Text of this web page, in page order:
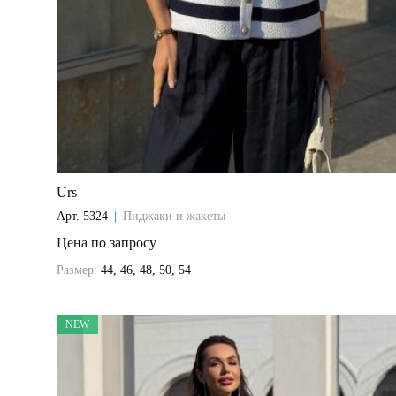
Urs
Арт. 5324 Пиджаки и жакеты
Цена по запросу
Размер: 44, 46, 48, 50, 54
NEW